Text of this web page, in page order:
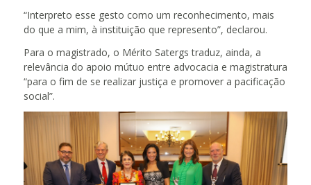
“Interpreto esse gesto como um reconhecimento, mais
do que a mim, à instituição que represento”, declarou.
Para o magistrado, o Mérito Satergs traduz, ainda, a
relevância do apoio mútuo entre advocacia e magistratura
“para o fim de se realizar justiça e promover a pacificação
social”.